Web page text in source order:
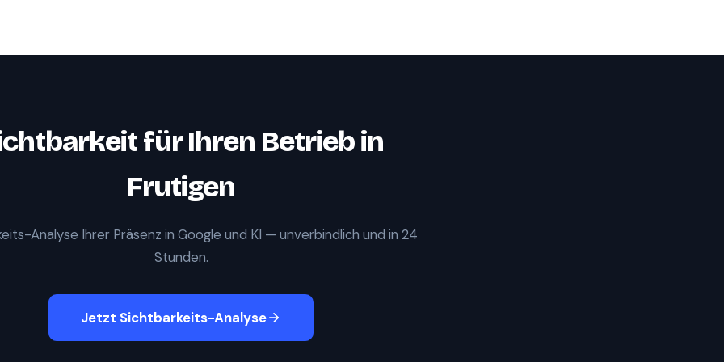
für Ihren Betrieb in
Frutigen
Analyse Ihrer Präsenz in Google und KI — unverbindlich und in 24
Stunden.
Jetzt Sichtbarkeits-Analyse